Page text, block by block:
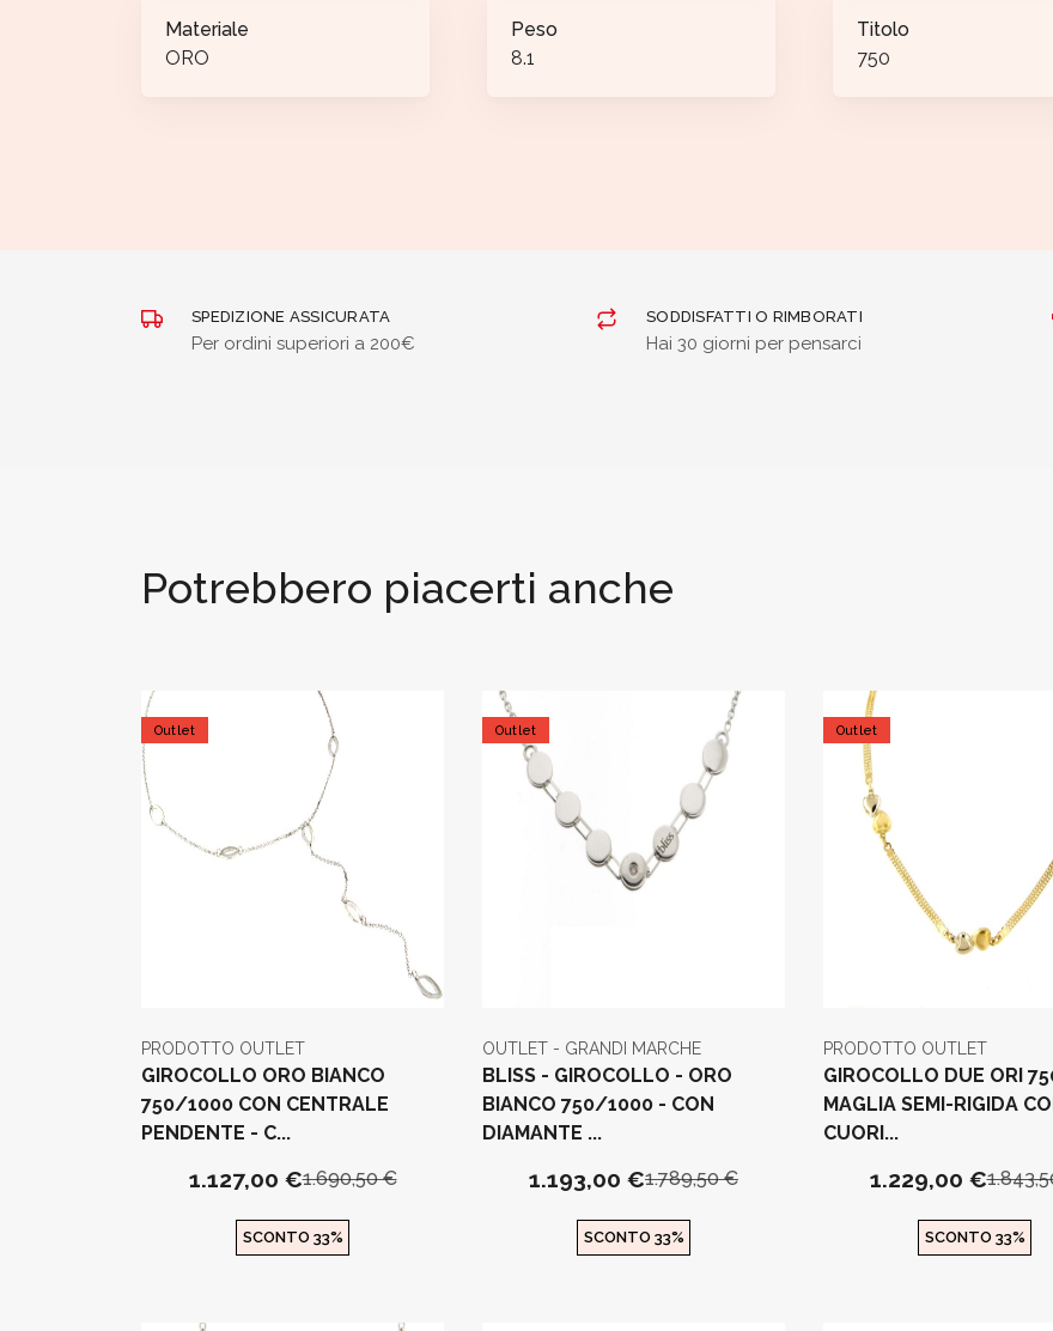
Materiale
ORO
Peso
8.1
Titolo
750
SPEDIZIONE ASSICURATA
Per ordini superiori a 200€
SODDISFATTI O RIMBORATI
Hai 30 giorni per pensarci
Potrebbero piacerti anche
Outlet
PRODOTTO OUTLET
GIROCOLLO ORO BIANCO
750/1000 CON CENTRALE
PENDENTE - C...
1.127,00 €1.690,50 €
SCONTO 33%
Outlet
OUTLET - GRANDI MARCHE
BLISS - GIROCOLLO - ORO
BIANCO 750/1000 - CON
DIAMANTE ...
1.193,00 €1.789,50 €
SCONTO 33%
Outlet
PRODOTTO OUTLET
GIROCOLLO DUE ORI
MAGLIA SEMI-RIGIDA
CUORI...
1.229,00 €
SCONTO 33%